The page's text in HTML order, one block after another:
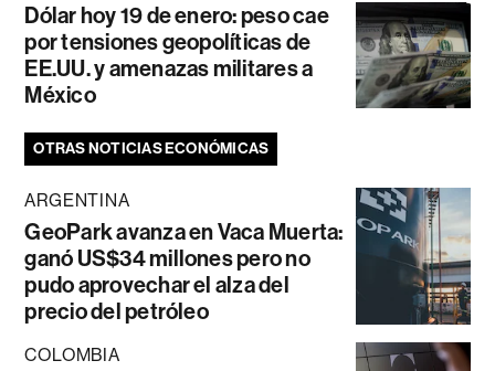
Dólar hoy 19 de enero: peso cae
por tensiones geopolíticas de
EE.UU. y amenazas militares a
México
OTRAS NOTICIAS ECONÓMICAS
ARGENTINA
GeoPark avanza en Vaca Muerta:
ganó US$34 millones pero no
pudo aprovechar el alza del
precio del petróleo
COLOMBIA